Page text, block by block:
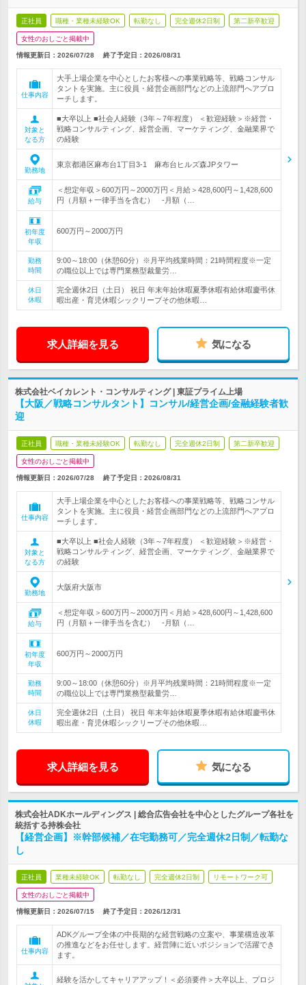
正社員 職種・業種未経験OK 転勤なし 完全週休2日制 第二新卒歓迎
女性のおしごと掲載中
情報更新日：2026/07/28 終了予定日： 2026/08/31
仕事内容
大手上場企業を中心としたお客様への事業戦略等、戦略コンサル
タントを実施。主に役員・経営企画部門などの上流部門へアプロ
ーチします。
対象と
なる方
■大卒以上 ■社会人経験（3年～7年程度） ＜歓迎経験＞※経営・
戦略コンサルティング、経営企画、マーケティング、金融業界で
の経験
勤務地
東京都港区麻布台1丁目3-1 麻布台ヒルズ森JPタワー
給与
＜想定年収＞600万円～2000万円＜月給＞428,600円～1,428,600
円（月額＋一律手当を含む） -月額（…
初年度
年収
600万円～2000万円
勤務
時間
9:00～18:00（休憩60分）※月平均残業時間：21時間程度※一定
の職位以上では専門業務型裁量労…
休日
休暇
完全週休2日（土日） 祝日 年末年始休暇夏季休暇有給休暇慶弔休
暇出産・育児休暇シックリーブその他休暇…
求人詳細を見る 気になる
株式会社ベイカレント・コンサルティング | 東証プライム上場
【大阪／戦略コンサルタント】コンサル/経営企画/金融経験者歓
迎
正社員 職種・業種未経験OK 転勤なし 完全週休2日制 第二新卒歓迎
女性のおしごと掲載中
情報更新日：2026/07/28 終了予定日： 2026/08/31
仕事内容
大手上場企業を中心としたお客様への事業戦略等、戦略コンサル
タントを実施。主に役員・経営企画部門などの上流部門へアプロ
ーチします。
対象と
なる方
■大卒以上 ■社会人経験（3年～7年程度） ＜歓迎経験＞※経営・
戦略コンサルティング、経営企画、マーケティング、金融業界で
の経験
勤務地
大阪府大阪市
給与
＜想定年収＞600万円～2000万円＜月給＞428,600円～1,428,600
円（月額＋一律手当を含む） -月額（…
初年度
年収
600万円～2000万円
勤務
時間
9:00～18:00（休憩60分）※月平均残業時間：21時間程度※一定
の職位以上では専門業務型裁量労…
休日
休暇
完全週休2日（土日） 祝日 年末年始休暇夏季休暇有給休暇慶弔休
暇出産・育児休暇シックリーブその他休暇…
求人詳細を見る 気になる
株式会社ADKホールディングス | 総合広告会社を中心としたグループ各社を
統括する持株会社
【経営企画】※幹部候補／在宅勤務可／完全週休2日制／転勤な
し
正社員 業種未経験OK 転勤なし 完全週休2日制 リモートワーク可
女性のおしごと掲載中
情報更新日：2026/07/15 終了予定日： 2026/12/31
仕事内容
ADKグループ全体の中長期的な経営戦略の立案や、事業構造改革
の推進などをお任せします。経営陣に近いポジションで活躍でき
ます。
経験を活かしてキャリアアップ！＜必須要件＞大卒以上、プロジ